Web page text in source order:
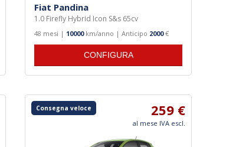
Fiat Pandina
1.0 Firefly Hybrid Icon S&s 65cv
48 mesi | 10000km/anno | Anticipo 2000€
CONFIGURA
Consegna veloce 259 €
al mese IVA escl.